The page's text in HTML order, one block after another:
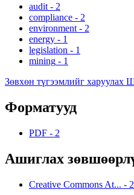
audit - 2
compliance - 2
environment - 2
energy - 1
legislation - 1
mining - 1
Зөвхөн түгээмлийг харуулах
Форматууд
PDF - 2
Ашиглах
Creative Commons At... - 2